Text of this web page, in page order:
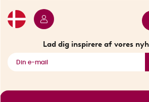
Se alle smarte
Lad dig inspirere af vores